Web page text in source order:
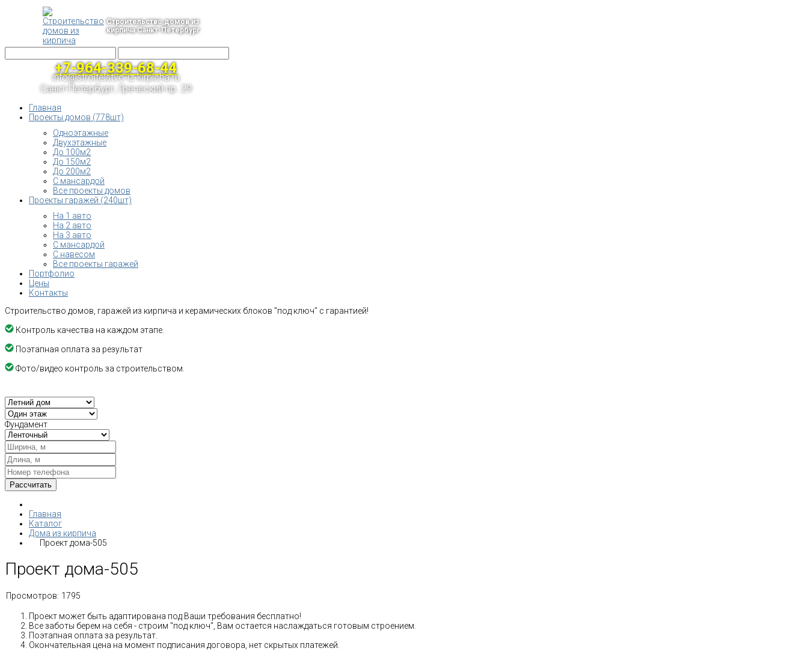
Строительство домов из
кирпича Санкт-Петербург
+7-964-339-68-44
info@stroitelstvo-iz-kirpicha.ru
Санкт-Петербург, Греческий пр. 29
Главная
Проекты домов (778шт)
Одноэтажные
Двухэтажные
До 100м2
До 150м2
До 200м2
С мансардой
Все проекты домов
Проекты гаражей (240шт)
На 1 авто
На 2 авто
На 3 авто
С мансардой
С навесом
Все проекты гаражей
Портфолио
Цены
Контакты
Строительство домов, гаражей из кирпича и керамических блоков "под ключ" с гарантией!
Контроль качества на каждом этапе.
Поэтапная оплата за результат
Фото/видео контроль за строительством.
Фундамент
Главная
Каталог
Дома из кирпича
Проект дома-505
Проект дома-505
Просмотров: 1795
Проект может быть адаптирована под Ваши требования бесплатно!
Все заботы берем на себя - строим "под ключ", Вам остается наслаждаться готовым строением.
Поэтапная оплата за результат.
Окончательная цена на момент подписания договора, нет скрытых платежей.